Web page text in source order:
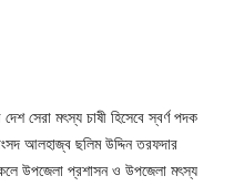
সেরা মৎস্য চাষী হিসেবে স্বর্ণ পদক
আলহাজ্ব ছলিম উদ্দিন তরফদার
উপজেলা প্রশাসন ও উপজেলা মৎস্য